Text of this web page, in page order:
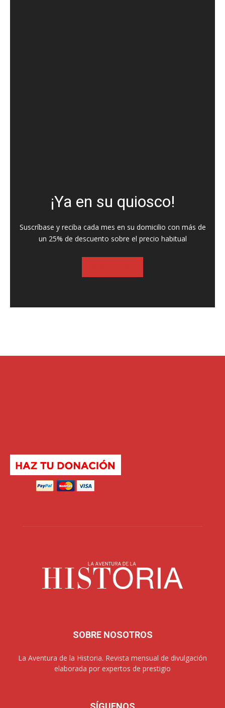
¡Ya en su quiosco!
Suscríbase y reciba cada mes en su domicilio con más de
un 25% de descuento sobre el precio habitual
SOBRE NOSOTROS
La Aventura de la Historia. Revista mensual de divulgación
elaborada por expertos de prestigio